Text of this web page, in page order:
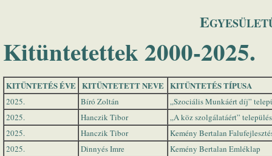
E
Kitüntetettek 2000-2025.
KITÜNTETÉS ÉVE KITÜNTETETT NEVE KITÜNTETÉS TÍPUSA
2025. Bíró Zoltán
„Szociális Munkáért díj”
2025.
Hanczik Tibor
„A köz szolgálatáért”
2025.
Hanczik Tibor
Kemény Bertalan
2025.
Dinnyés Imre
Kemény Bertalan Emléklap